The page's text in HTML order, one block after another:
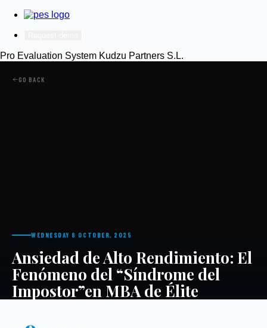
Pro Evaluation System Kudzu Partners S.L.
GO BACK
WEDNESDAY 8 OCTOBER, 2025
Ansiedad de Alto Rendimiento: El
Fenómeno del “Síndrome del
Impostor”en MBA de Élite